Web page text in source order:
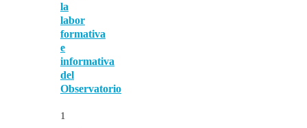
la
labor
formativa
e
informativa
del
Observatorio
1